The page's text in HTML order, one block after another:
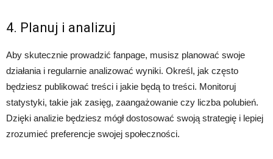
4. Planuj i analizuj
Aby skutecznie prowadzić fanpage, musisz planować swoje
działania i regularnie analizować wyniki. Określ, jak często
będziesz publikować treści i jakie będą to treści. Monitoruj
statystyki, takie jak zasięg, zaangażowanie czy liczba polubień.
Dzięki analizie będziesz mógł dostosować swoją strategię i lepiej
zrozumieć preferencje swojej społeczności.